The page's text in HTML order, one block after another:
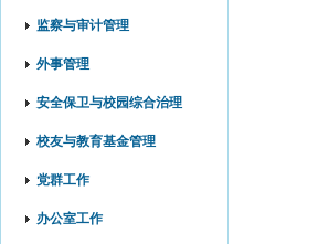
监察与审计管理
外事管理
安全保卫与校园综合治理
校友与教育基金管理
党群工作
办公室工作